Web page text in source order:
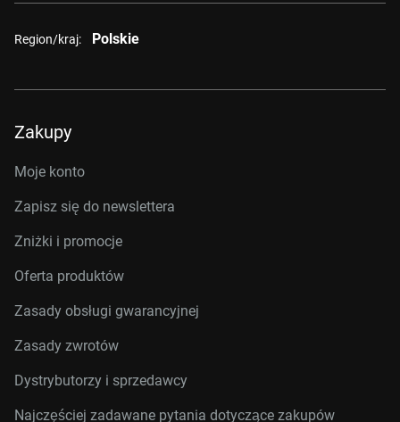
Region/kraj: Polskie
Zakupy
Moje konto
Zapisz się do newslettera
Zniżki i promocje
Oferta produktów
Zasady obsługi gwarancyjnej
Zasady zwrotów
Dystrybutorzy i sprzedawcy
Najczęściej zadawane pytania dotyczące zakupów